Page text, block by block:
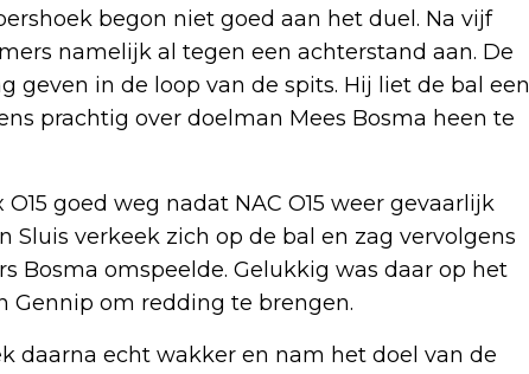
begon niet goed aan het duel. Na vijf
namelijk al tegen een achterstand aan. De
geven in de loop van de spits. Hij liet de bal een
prachtig over doelman Mees Bosma heen te
goed weg nadat NAC O15 weer gevaarlijk
Sluis verkeek zich op de bal en zag vervolgens
Bosma omspeelde. Gelukkig was daar op het
Gennip om redding te brengen.
daarna echt wakker en nam het doel van de